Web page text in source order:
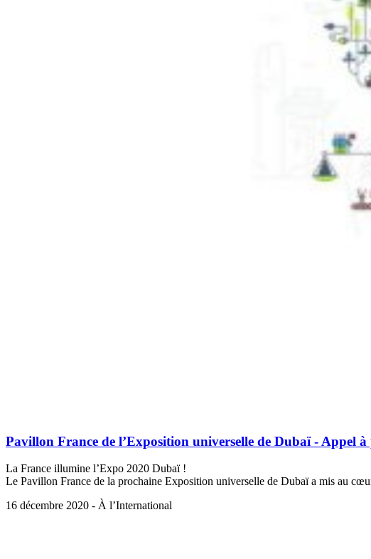
Pavillon France de l’Exposition universelle de Dubaï - Appel
La France illumine l’Expo 2020 Dubaï !
Le Pavillon France de la prochaine Exposition universelle de Dubaï a mis au
16 décembre 2020 - À l’International